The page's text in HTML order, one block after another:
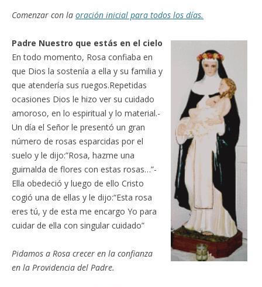
Comenzar con la oración inicial para todos los días.
Padre Nuestro que estás en el cielo
En todo momento, Rosa confiaba en
que Dios la sostenía a ella y su familia y
que atendería sus ruegos.Repetidas
ocasiones Dios le hizo ver su cuidado
amoroso, en lo espiritual y lo material.-
Un día el Señor le presentó un gran
número de rosas esparcidas por el
suelo y le dijo:”Rosa, hazme una
guirnalda de flores con estas rosas…”-
Ella obedeció y luego de ello Cristo
cogió una de ellas y le dijo:“Esta rosa
eres tú, y de esta me encargo Yo para
cuidar de ella con singular cuidado”
Pidamos a Rosa crecer en la confianza
en la Providencia del Padre.